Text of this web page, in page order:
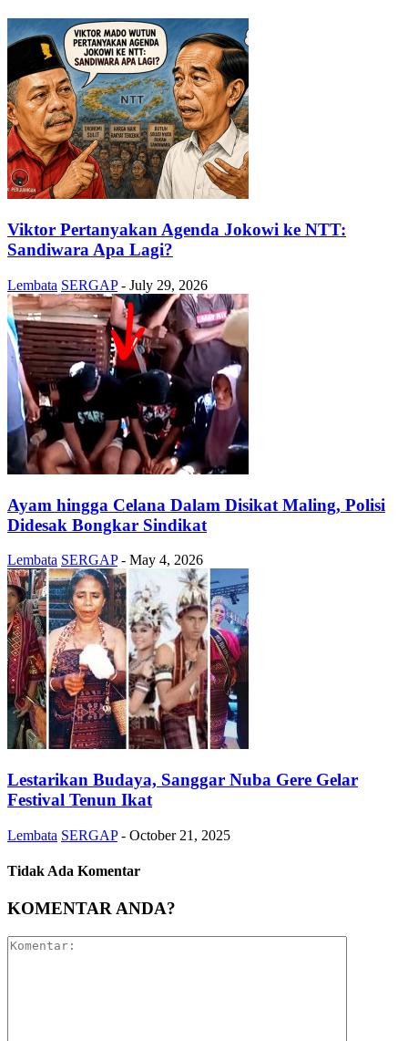
Viktor Pertanyakan Agenda Jokowi ke NTT:
Sandiwara Apa Lagi?
Lembata SERGAP - July 29, 2026
Ayam hingga Celana Dalam Disikat Maling, Polisi
Didesak Bongkar Sindikat
Lembata SERGAP - May 4, 2026
Lestarikan Budaya, Sanggar Nuba Gere Gelar
Festival Tenun Ikat
Lembata SERGAP - October 21, 2025
Tidak Ada Komentar
KOMENTAR ANDA?